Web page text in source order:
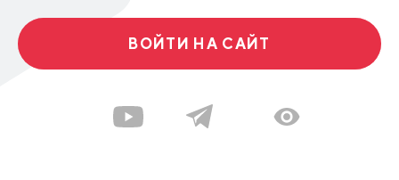
ВОЙТИ НА САЙТ